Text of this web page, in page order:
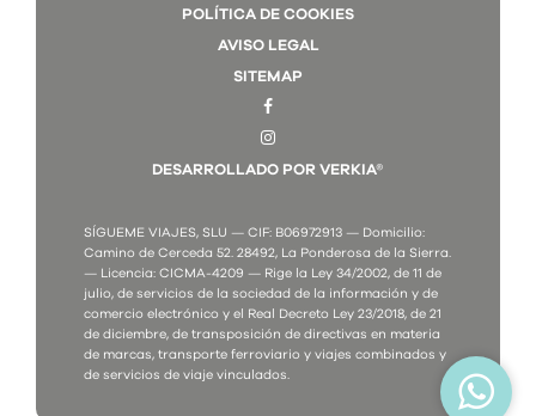
POLÍTICA DE COOKIES
AVISO LEGAL
SITEMAP
DESARROLLADO POR VERKIA®
SÍGUEME VIAJES, SLU — CIF: B06972913 — Domicilio:
Camino de Cerceda 52. 28492, La Ponderosa de la Sierra.
— Licencia: CICMA-4209 — Rige la Ley 34/2002, de 11 de
julio, de servicios de la sociedad de la información y de
comercio electrónico y el Real Decreto Ley 23/2018, de 21
de diciembre, de transposición de directivas en materia
de marcas, transporte ferroviario y viajes combinados y
de servicios de viaje vinculados.